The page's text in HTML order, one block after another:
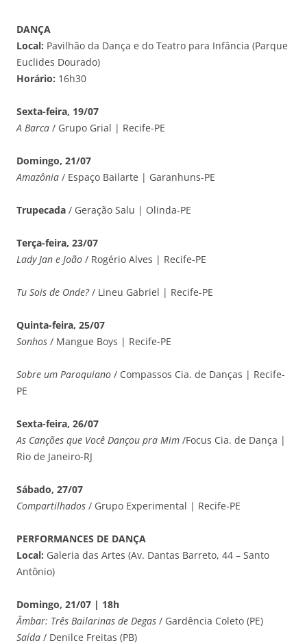
DANÇA
Local: Pavilhão da Dança e do Teatro para Infância (Parque
Euclides Dourado)
Horário: 16h30
Sexta-feira, 19/07
A Barca / Grupo Grial | Recife-PE
Domingo, 21/07
Amazônia / Espaço Bailarte | Garanhuns-PE
Trupecada / Geração Salu | Olinda-PE
Terça-feira, 23/07
Lady Jan e João / Rogério Alves | Recife-PE
Tu Sois de Onde?/ Lineu Gabriel | Recife-PE
Quinta-feira, 25/07
Sonhos / Mangue Boys | Recife-PE
Sobre um Paroquiano / Compassos Cia. de Danças | Recife-
PE
Sexta-feira, 26/07
As Canções que Você Dançou pra Mim /Focus Cia. de Dança |
Rio de Janeiro-RJ
Sábado, 27/07
Compartilhados / Grupo Experimental | Recife-PE
PERFORMANCES DE DANÇA
Local: Galeria das Artes (Av. Dantas Barreto, 44 – Santo
Antônio)
Domingo, 21/07 | 18h
Âmbar: Três Bailarinas de Degas / Gardência Coleto (PE)
Saída / Denilce Freitas (PB)